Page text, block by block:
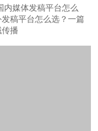
内媒体发稿平台怎么
稿平台怎么选？一篇
播